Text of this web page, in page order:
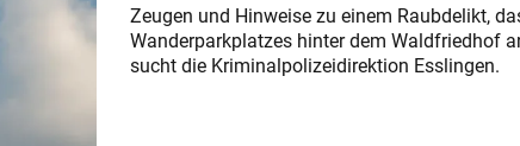
Zeugen und Hinweise zu einem Raubdelikt,
Wanderparkplatzes hinter dem Waldfriedhof
sucht die Kriminalpolizeidirektion Esslingen.